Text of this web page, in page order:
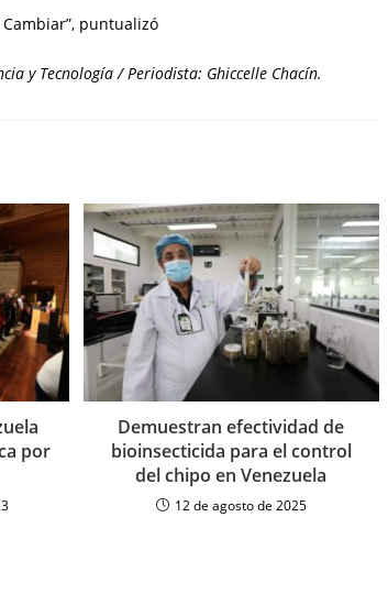
puntualizó
y Tecnología / Periodista: Ghiccelle Chacín.
por
Demuestran efectividad de
bioinsecticida para el control
del chipo en Venezuela
12 de agosto de 2025